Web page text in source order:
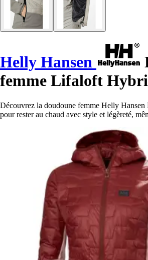
Helly Hansen
femme Lifaloft
Découvrez la doudoune femme Helly
pour rester au chaud avec style et légèreté,